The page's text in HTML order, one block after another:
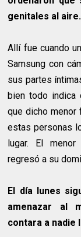
genitales al aire.
Allí fue cuando
Samsung con
sus partes
bien todo indica
que dicho menor
estas personas
lugar. El
regresó a su
El día lunes
amenazar al
contara a nadie